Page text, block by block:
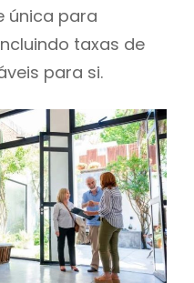
única para
taxas de
para si.